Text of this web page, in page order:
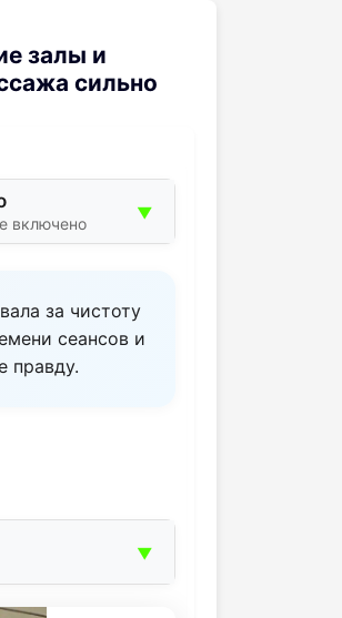
залы и
сильно
включено
▼
за чистоту
сеансов и
правду.
▼